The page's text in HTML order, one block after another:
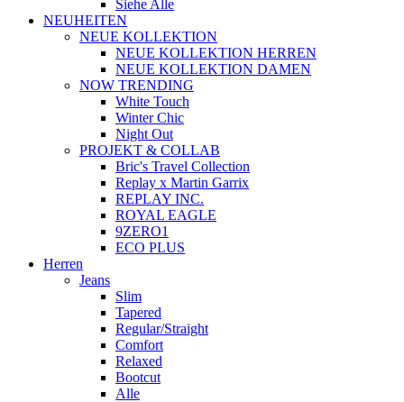
Siehe Alle
NEUHEITEN
NEUE KOLLEKTION
NEUE KOLLEKTION HERREN
NEUE KOLLEKTION DAMEN
NOW TRENDING
White Touch
Winter Chic
Night Out
PROJEKT & COLLAB
Bric's Travel Collection
Replay x Martin Garrix
REPLAY INC.
ROYAL EAGLE
9ZERO1
ECO PLUS
Herren
Jeans
Slim
Tapered
Regular/Straight
Comfort
Relaxed
Bootcut
Alle